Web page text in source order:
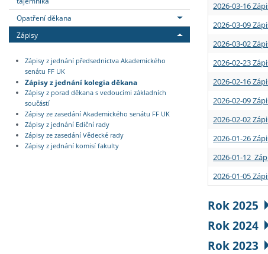
Opatření děkana
Zápisy
Zápisy z jednání předsednictva Akademického
senátu FF UK
Zápisy z jednání kolegia děkana
Zápisy z porad děkana s vedoucími základních
součástí
Zápisy ze zasedání Akademického senátu FF UK
Zápisy z jednání Ediční rady
Zápisy ze zasedání Vědecké rady
Zápisy z jednání komisí fakulty
2026-03-16
2026-03-09
2026-03-02
2026-02-23
2026-02-16
2026-02-09
2026-02-02
2026-01-26
2026-01-12
2026-01-05
Rok 2025
Rok 2024
Rok 2023